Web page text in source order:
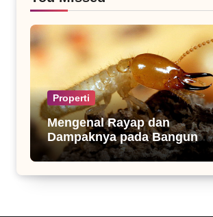
Properti
Mengenal Rayap dan
Dampaknya pada Bangunan
Rumah